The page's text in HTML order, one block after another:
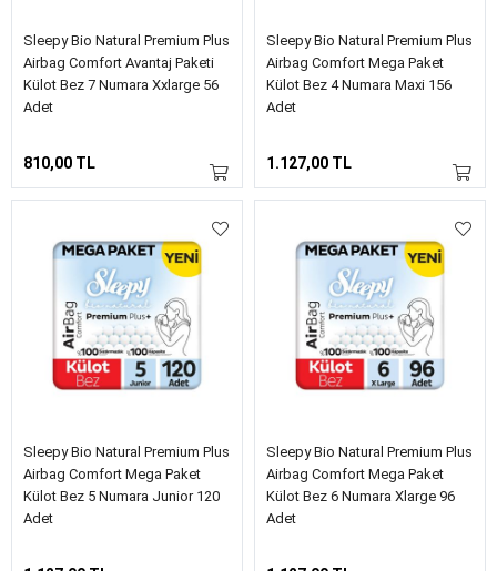
Sleepy Bio Natural Premium Plus
Airbag Comfort Avantaj Paketi
Külot Bez 7 Numara Xxlarge 56
Adet
810,00 TL
Sleepy Bio Natural Premium Plus
Airbag Comfort Mega Paket
Külot Bez 4 Numara Maxi 156
Adet
1.127,00 TL
Sleepy Bio Natural Premium Plus
Airbag Comfort Mega Paket
Külot Bez 5 Numara Junior 120
Adet
Sleepy Bio Natural Premium Plus
Airbag Comfort Mega Paket
Külot Bez 6 Numara Xlarge 96
Adet